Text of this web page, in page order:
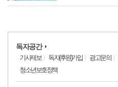
독자공간
기사제보 독자(후원)가입 광고문의
청소년보호정책